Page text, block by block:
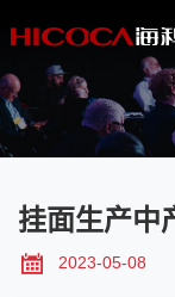
挂面生产中
2023-05-08